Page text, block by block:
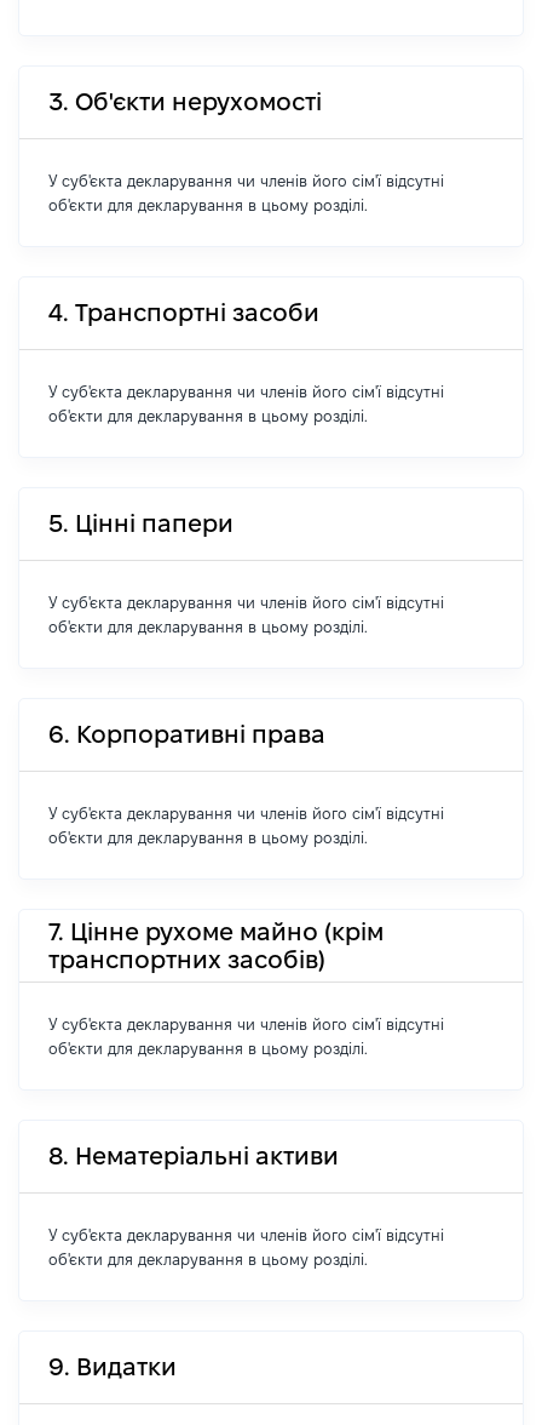
3. Об'єкти нерухомості
У суб'єкта декларування чи членів його сім'ї відсутні
об'єкти для декларування в цьому розділі.
4. Транспортні засоби
У суб'єкта декларування чи членів його сім'ї відсутні
об'єкти для декларування в цьому розділі.
5. Цінні папери
У суб'єкта декларування чи членів його сім'ї відсутні
об'єкти для декларування в цьому розділі.
6. Корпоративні права
У суб'єкта декларування чи членів його сім'ї відсутні
об'єкти для декларування в цьому розділі.
7. Цінне рухоме майно (крім
транспортних засобів)
У суб'єкта декларування чи членів його сім'ї відсутні
об'єкти для декларування в цьому розділі.
8. Нематеріальні активи
У суб'єкта декларування чи членів його сім'ї відсутні
об'єкти для декларування в цьому розділі.
9. Видатки